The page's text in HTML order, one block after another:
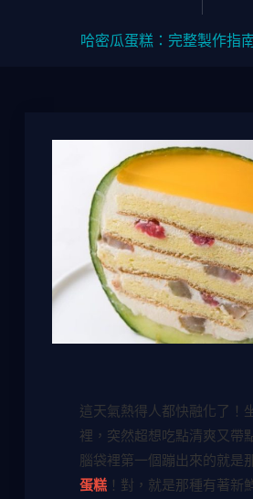
哈密瓜蛋糕：完整製作指
這天氣熱得人都快融化了！
裡，突然超想吃點清爽又帶
腦袋裡第一個蹦出來的就是
蛋糕！對，就是那種有著新